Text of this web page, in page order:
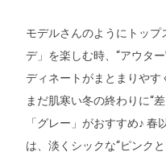
モデルさんのようにトッ
デ」を楽しむ時、“アウタ
ディネートがまとまりやす
まだ肌寒い冬の終わりに“
「グレー」がおすすめ♪ 春
は、淡くシックな“ピンク